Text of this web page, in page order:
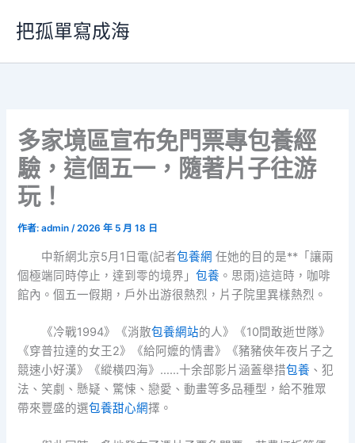
要
把孤單寫成海
多家境區宣布免門票專包養經
驗，這個五一，隨著片子往游
玩！
作者:admin/2026 年 5 月 18 日
中新網北京5月1日電(記者包養網 任她的目的是**「讓兩
個極端同時停止，達到零的境界」包養 。思雨)這這時，咖啡
館內。個五一假期，戶外出游很熱烈，片子院里異樣熱烈。
《冷戰1994》《消散包養網站的人》《10間敢逝世隊》
《穿普拉達的女王2》《給阿嬤的情書》《豬豬俠年夜片子之
競速小好漢》《縱橫四海》……十余部影片涵蓋舉措包養 、犯
法、笑劇、懸疑、驚悚、戀愛、動畫等多品種型，給不雅眾
帶來豐盛的選包養甜心網擇。